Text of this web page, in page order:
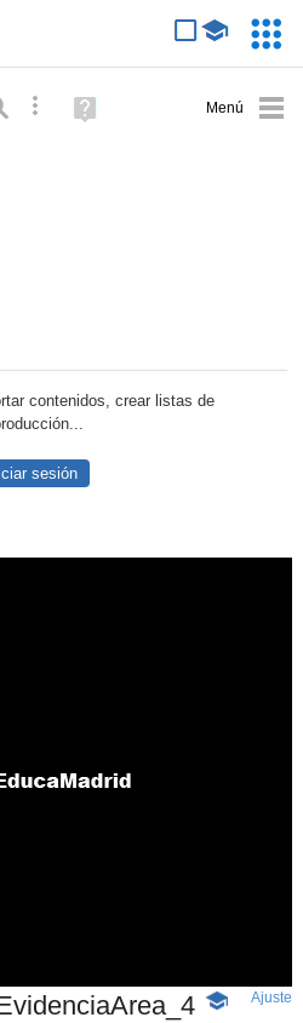
Búsqueda avanzada
Ayuda
(en
contenidos, crear listas de
sesión
-
Ajuste